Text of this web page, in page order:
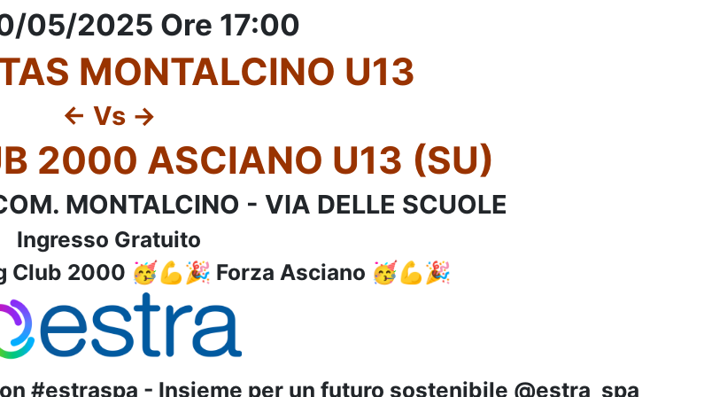
05/2025 Ore 17:00
MONTALCINO U13
<- Vs ->
2000 ASCIANO U13 (SU)
MONTALCINO - VIA DELLE SCUOLE
Ingresso Gratuito
Club 2000 🥳💪🎉 Forza Asciano 🥳💪🎉
#estraspa - Insieme per un futuro sostenibile @estra_spa